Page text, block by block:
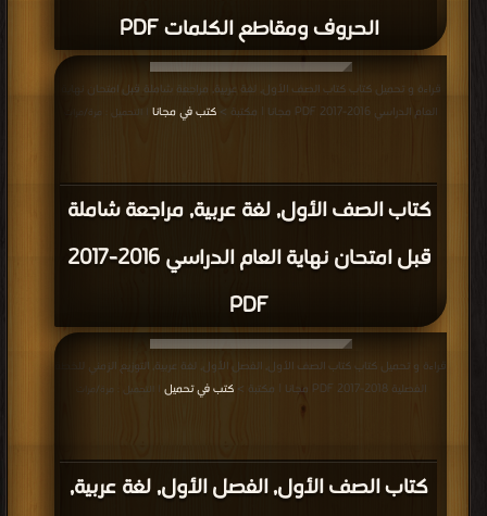
الحروف ومقاطع الكلمات PDF
كتاب الصف الأول, لغة عربية, مراجعة شاملة
قبل امتحان نهاية العام الدراسي 2016-2017
PDF
قراءة و تحميل كتاب كتاب الصف الأول, لغة عربية, مراجعة شاملة قبل امتحان نهاية
العام الدراسي 2016-2017 PDF مجانا | مكتبة >
كتب في مجانا | التحميل : مرة/مرات
كتاب الصف الأول, الفصل الأول, لغة عربية,
قراءة و تحميل كتاب كتاب الصف الأول, الفصل الأول, لغة عربية, التوزيع الزمني للخطة
الفصلية 2018-2017 PDF مجانا | مكتبة >
كتب في تحميل | التحميل : مرة/مرات